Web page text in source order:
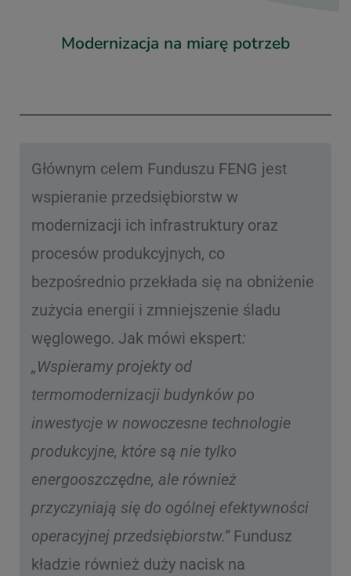
Modernizacja na miarę potrzeb
Głównym celem Funduszu FENG jest
wspieranie przedsiębiorstw w
modernizacji ich infrastruktury oraz
procesów produkcyjnych, co
bezpośrednio przekłada się na obniżenie
zużycia energii i zmniejszenie śladu
węglowego. Jak mówi ekspert:
„Wspieramy projekty od
termomodernizacji budynków po
inwestycje w nowoczesne technologie
produkcyjne, które są nie tylko
energooszczędne, ale również
przyczyniają się do ogólnej efektywności
operacyjnej przedsiębiorstw.”Fundusz
kładzie również duży nacisk na